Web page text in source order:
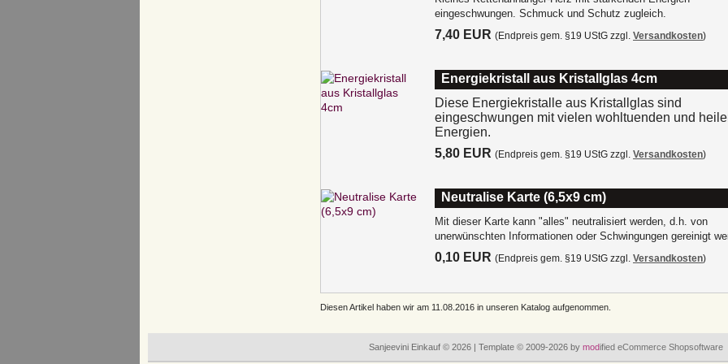
eingeschwungen. Schmuck und Schutz zugleich.
7,40 EUR (Endpreis gem. §19 UStG zzgl. Versandkosten)
Energiekristall aus Kristallglas 4cm
Diese Energiekristalle aus Kristallglas sind
eingeschwungen mit vielen wohltuenden und
Energien.
5,80 EUR (Endpreis gem. §19 UStG zzgl. Versandkosten)
Neutralise Karte (6,5x9 cm)
Mit dieser Karte kann "alles" neutralisiert werden, d.h. von
unerwünschten Informationen oder Schwingungen gereinigt
0,10 EUR (Endpreis gem. §19 UStG zzgl. Versandkosten)
Diesen Artikel haben wir am 11.08.2016 in unseren Katalog aufgenommen.
Sanjeevini Einkauf © 2026 | Template © 2009-2026 by modified eCommerce Shopsoftware